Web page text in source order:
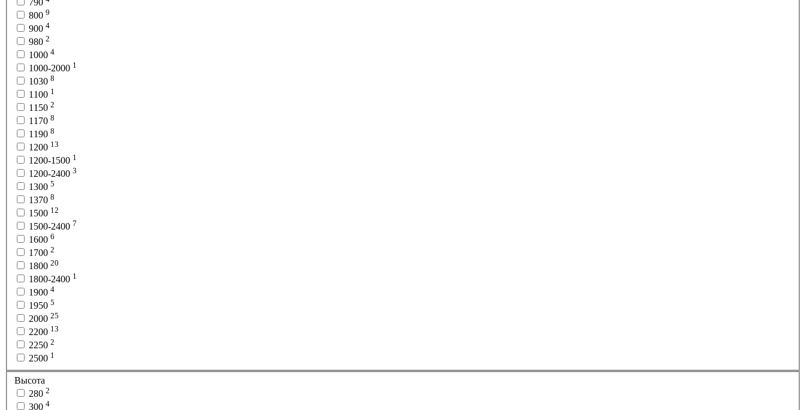
800 9
900 4
980 2
1000 4
1000-2000 1
1030 8
1100 1
1150 2
1170 8
1190 8
1200 13
1200-1500 1
1200-2400 3
1300 5
1370 8
1500 12
1500-2400 7
1600 6
1700 2
1800 20
1800-2400 1
1900 4
1950 5
2000 25
2200 13
2250 2
2500 1
Высота
280 2
300 4